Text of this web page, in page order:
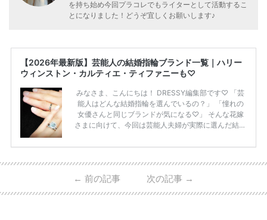
を持ち始め今回プラコレでもライターとして活動するこ
とになりました！どうぞ宜しくお願いします♪
【2026年最新版】芸能人の結婚指輪ブランド一覧｜ハリー
ウィンストン・カルティエ・ティファニーも♡
みなさま、こんにちは！ DRESSY編集部です♡ 「芸
能人はどんな結婚指輪を選んでいるの？」 「憧れの
女優さんと同じブランドが気になる♡」 そんな花嫁
さまに向けて、今回は芸能人夫婦が実際に選んだ結婚
ーウィンストンやカルティエ、ティファニーなど世界
日本で人気のブランドまで幅広くご紹介。 さらに、
・愛用している芸能人夫婦 ・リングの特徴や魅力 ・
← 前の記事 次の記事 →